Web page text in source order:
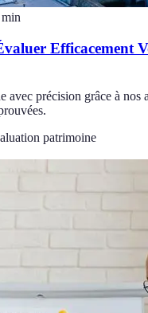
min
Efficacement
avec précision grâce à nos
patrimoine